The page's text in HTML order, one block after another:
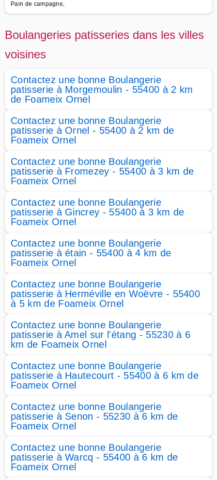
Pain de campagne,
Boulangeries patisseries dans les villes
voisines
Contactez une bonne Boulangerie
patisserie à Morgemoulin - 55400 à 2 km
de Foameix Ornel
Contactez une bonne Boulangerie
patisserie à Ornel - 55400 à 2 km de
Foameix Ornel
Contactez une bonne Boulangerie
patisserie à Fromezey - 55400 à 3 km de
Foameix Ornel
Contactez une bonne Boulangerie
patisserie à Gincrey - 55400 à 3 km de
Foameix Ornel
Contactez une bonne Boulangerie
patisserie à étain - 55400 à 4 km de
Foameix Ornel
Contactez une bonne Boulangerie
patisserie à Herméville en Woëvre - 55400
à 5 km de Foameix Ornel
Contactez une bonne Boulangerie
patisserie à Amel sur l'étang - 55230 à 6
km de Foameix Ornel
Contactez une bonne Boulangerie
patisserie à Hautecourt - 55400 à 6 km de
Foameix Ornel
Contactez une bonne Boulangerie
patisserie à Senon - 55230 à 6 km de
Foameix Ornel
Contactez une bonne Boulangerie
patisserie à Warcq - 55400 à 6 km de
Foameix Ornel